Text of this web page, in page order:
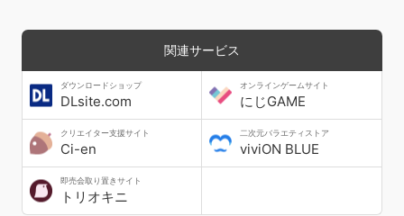
関連サービス
ダウンロードショップ
DLsite.com
オンラインゲームサイト
にじGAME
クリエイター支援サイト
Ci-en
二次元バラエティストア
viviON BLUE
即売会取り置きサイト
トリオキニ